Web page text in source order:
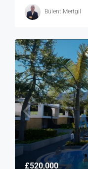
Bülent Mertgil
£520,000